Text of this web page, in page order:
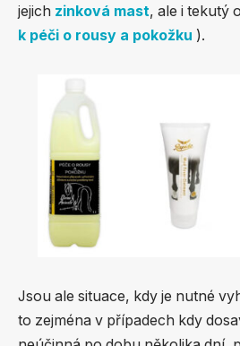
jejich zinková mast, ale i tekutý
k péči o rousy a pokožku ).
Jsou ale situace, kdy je nutné
to zejména v případech kdy